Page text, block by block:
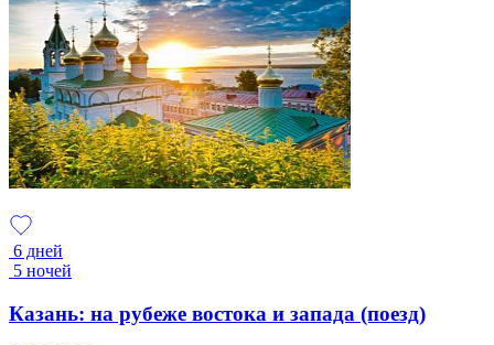
6 дней
5 ночей
Казань: на рубеже востока и запада (поезд)